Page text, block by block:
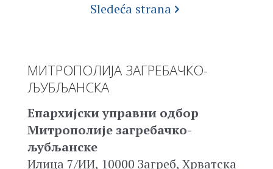
Sledeća strana
МИТРОПОЛИЈА ЗАГРЕБАЧКО-
ЉУБЉАНСКА
Епархијски управни одбор
Митрополије загребачко-
љубљанске
Илица 7/ИИ, 10000 Загреб, Хрватска